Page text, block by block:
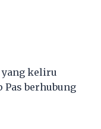
yang keliru
Pas berhubung